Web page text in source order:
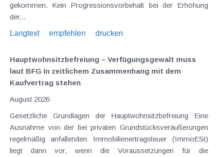
gekommen. Kein Progressionsvorbehalt bei der Erhöhung
der...
Langtext
empfehlen drucken
Hauptwohnsitz​­befreiung – Verfügungsgewalt muss
laut BFG in zeitlichem Zusammenhang mit dem
Kaufvertrag stehen
August 2026
Gesetzliche Grundlagen der Hauptwohnsitzbefreiung Eine
Ausnahme von der bei privaten Grundstücksveräußerungen
regelmäßig anfallenden Immobilienertragsteuer (ImmoESt)
liegt dann vor, wenn die Voraussetzungen für die